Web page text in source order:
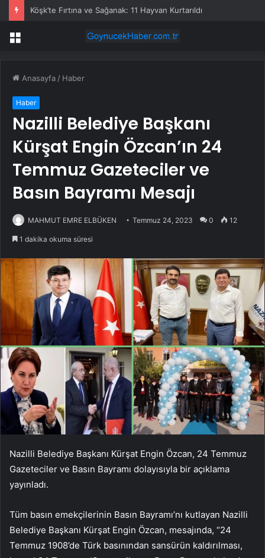
Köşk’te Fırtına ve Sağanak: 11 Hayvan Kurtarıldı
Menü
Anasayfa / Haber
Haber
Nazilli Belediye Başkanı
Kürşat Engin Özcan’ın 24
Temmuz Gazeteciler ve
Basın Bayramı Mesajı
MAHMUT EMRE ELBÜKEN Temmuz 24, 2023 0 12
1 dakika okuma süresi
Nazilli Belediye Başkanı Kürşat Engin Özcan, 24 Temmuz
Gazeteciler ve Basın Bayramı dolayısıyla bir açıklama
yayınladı.
Tüm basın emekçilerinin Basın Bayramı’nı kutlayan Nazilli
Belediye Başkanı Kürşat Engin Özcan, mesajında, “24
Temmuz 1908’de Türk basınından sansürün kaldırılması,